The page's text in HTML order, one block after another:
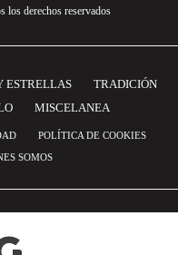
derechos reservados
ESTRELLAS
TRADICIÓN
MISCELANEA
POLÍTICA DE COOKIES
SOMOS